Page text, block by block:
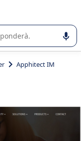
di un
Apphitect IM